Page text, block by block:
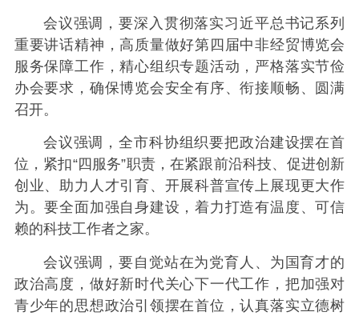
会议强调，要深入贯彻落实习近平总书记系列
重要讲话精神，高质量做好第四届中非经贸博览会
服务保障工作，精心组织专题活动，严格落实节俭
办会要求，确保博览会安全有序、衔接顺畅、圆满
召开。
会议强调，全市科协组织要把政治建设摆在首
位，紧扣“四服务”职责，在紧跟前沿科技、促进创新
创业、助力人才引育、开展科普宣传上展现更大作
为。要全面加强自身建设，着力打造有温度、可信
赖的科技工作者之家。
会议强调，要自觉站在为党育人、为国育才的
政治高度，做好新时代关心下一代工作，把加强对
青少年的思想政治引领摆在首位，认真落实立德树